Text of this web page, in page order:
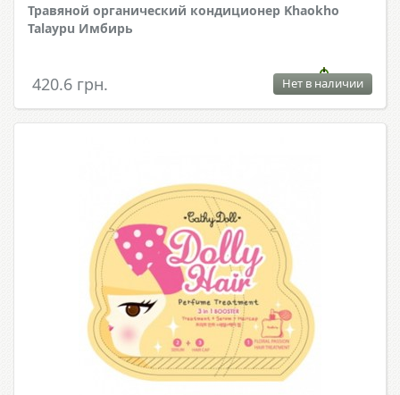
Травяной органический кондиционер Khaokho
Talaypu Имбирь
420.6 грн. Нет в наличии